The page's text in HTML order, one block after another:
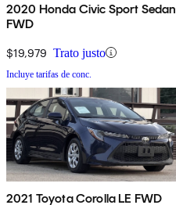
2020 Honda Civic Sport Sedan
FWD
$19,979 Trato justo
Incluye tarifas de conc.
2021 Toyota Corolla LE FWD